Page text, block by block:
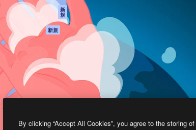
Claude/ChatGPT
向けMCP
新
規
エージェント 新規
API
モバイルアプリ
すべてのMagnificツ
ール
クッキーポリシー
トラストセンター
アフィリエイト
法人向け
コンテン
プレスル
ですか？
無断複写・転載を禁じます
By clicking “Accept All Cookies”, you agree to the storing